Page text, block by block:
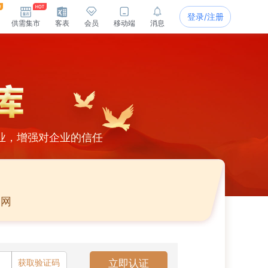
供需集市 客表 会员 移动端 消息
登录/注册
，增强对企业的信任
获取验证码 立即认证